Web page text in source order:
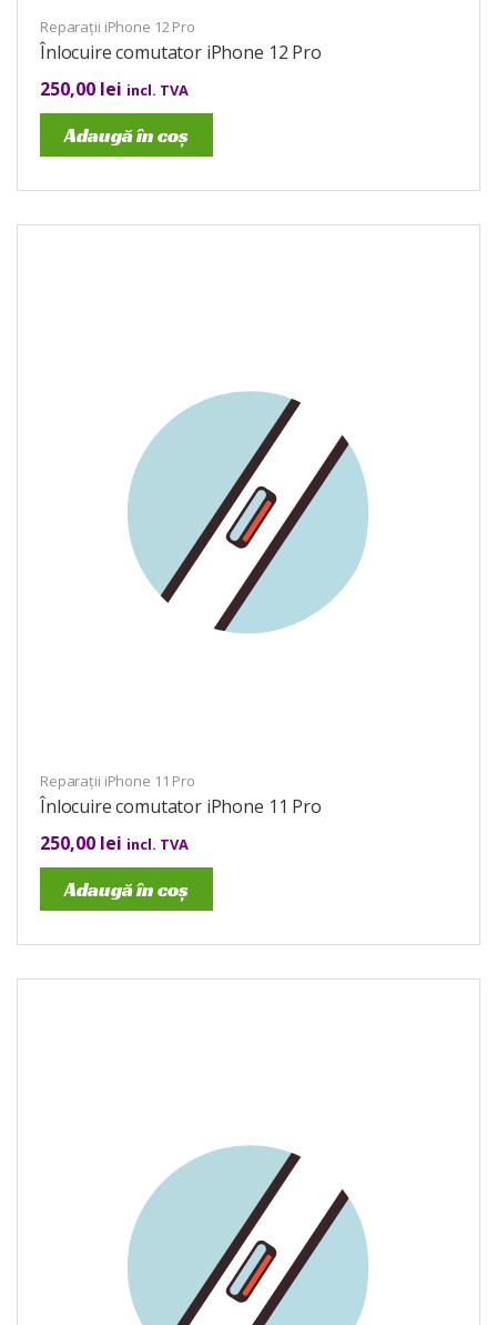
Reparații iPhone 12 Pro
Înlocuire comutator iPhone 12 Pro
250,00 lei incl. TVA
Adaugă în coș
Reparații iPhone 11 Pro
Înlocuire comutator iPhone 11 Pro
250,00 lei incl. TVA
Adaugă în coș